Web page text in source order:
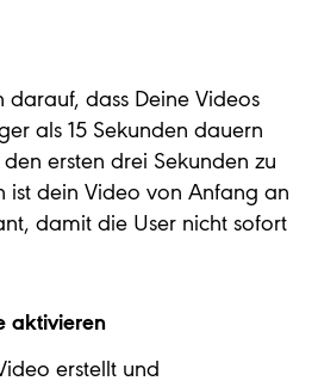
darauf, dass Deine Videos
als 15 Sekunden dauern
ersten drei Sekunden zu
ist dein Video von Anfang an
damit die User nicht sofort
aktivieren
erstellt und